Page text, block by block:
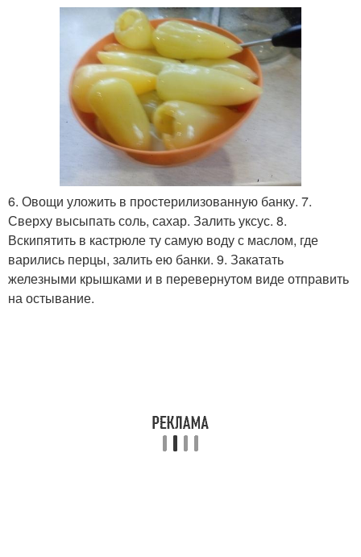
6. Овощи уложить в простерилизованную банку. 7.
Сверху высыпать соль, сахар. Залить уксус. 8.
Вскипятить в кастрюле ту самую воду с маслом, где
варились перцы, залить ею банки. 9. Закатать
железными крышками и в перевернутом виде отправить
на остывание.